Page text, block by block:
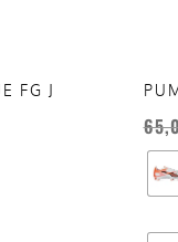
FG J
del